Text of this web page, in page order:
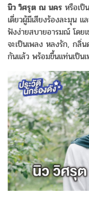
นิว วิศรุต ณ นคร หรือเป็
เดี่ยวผู้มีเสียงร้องละมุน
ฟังง่ายสบายอารมณ์ โดย
จะเป็นเพลง หลงรัก, กลิ่
กันแล้ว พร้อมขึ้นแท่นเป็น